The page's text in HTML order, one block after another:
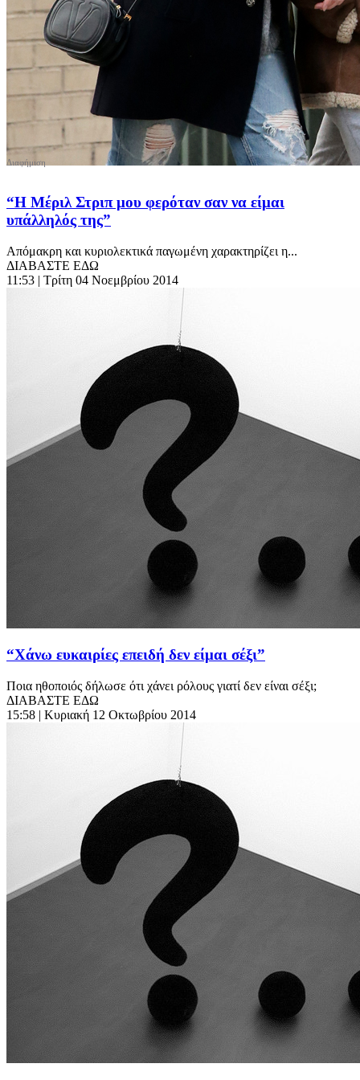
“Η Μέριλ Στριπ μου φερόταν σαν να είμαι
υπάλληλός της”
Απόμακρη και κυριολεκτικά παγωμένη χαρακτηρίζει η...
ΔΙΑΒΑΣΤΕ ΕΔΩ
11:53 | Τρίτη 04 Νοεμβρίου 2014
“Χάνω ευκαιρίες επειδή δεν είμαι σέξι”
Ποια ηθοποιός δήλωσε ότι χάνει ρόλους γιατί δεν είναι σέξι;
ΔΙΑΒΑΣΤΕ ΕΔΩ
15:58 | Κυριακή 12 Οκτωβρίου 2014